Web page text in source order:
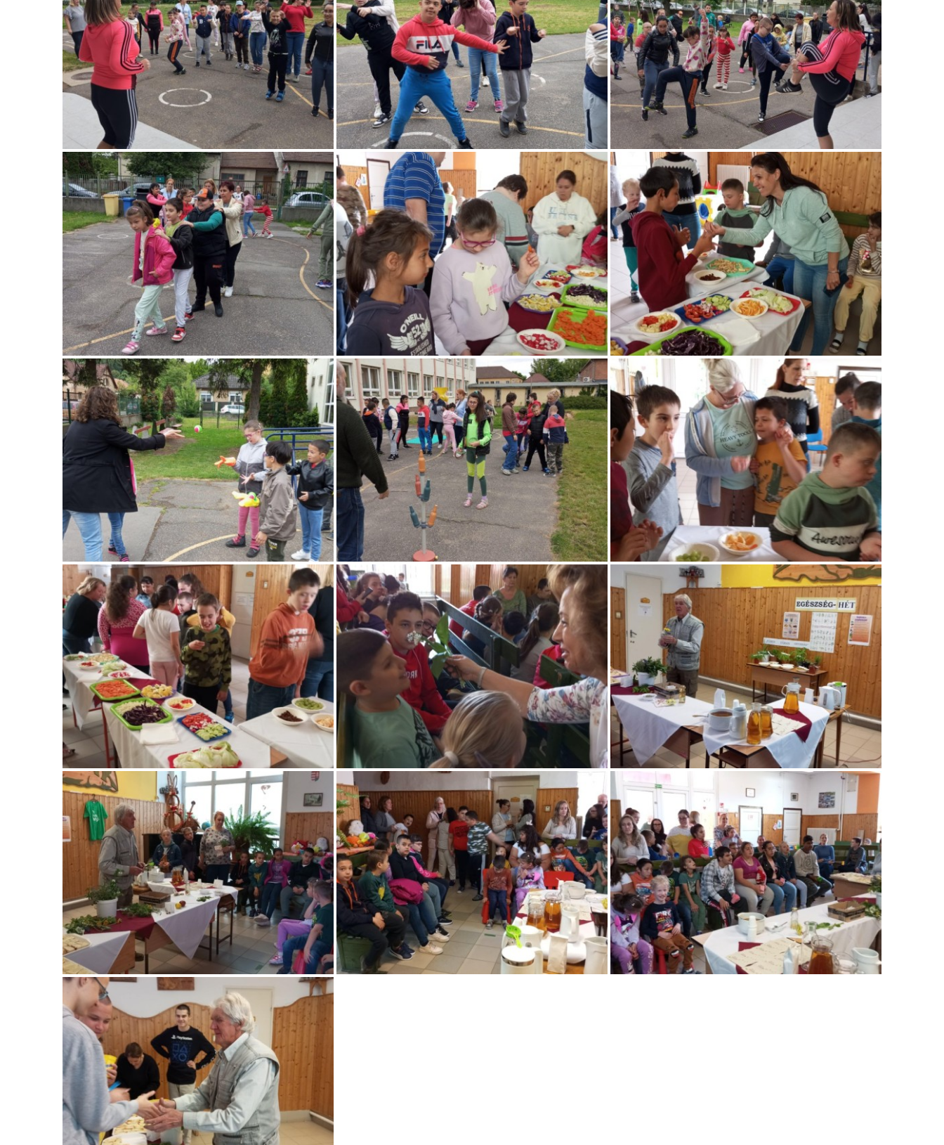
NYÁRI ÜGYELET ÜGYINTÉZÉS CÉLJÁBÓL A SZÉKHELY ÉPÜLETÉBEN
(3526 MISKOLC SZELES UTCA 57.)
Tel.: 30/ 754-5275
2026. JÚLIUS 8.----------9:00-13:00
2026. JÚLIUS 22.--------9:00-13:00
2026. AUGUSZTUS 5.----9:00-13:00
2026. AUGUSZTUS 19.--9:00-13:00